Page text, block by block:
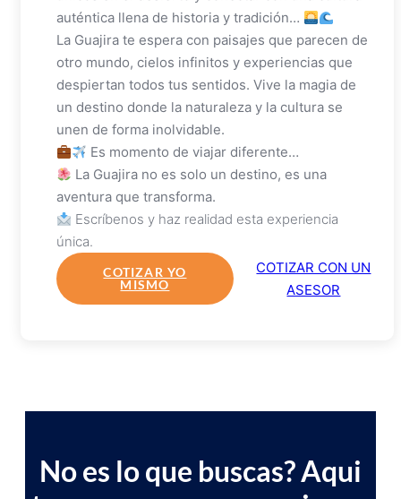
auténtica llena de historia y tradición…
La Guajira te espera con paisajes que parecen de
otro mundo, cielos infinitos y experiencias que
despiertan todos tus sentidos. Vive la magia de
un destino donde la naturaleza y la cultura se
unen de forma inolvidable.
Es momento de viajar diferente…
La Guajira no es solo un destino, es una
aventura que transforma.
Escríbenos y haz realidad esta experiencia
única.
COTIZAR YO
MISMO
COTIZAR CON UN
ASESOR
No es lo que buscas? Aqui